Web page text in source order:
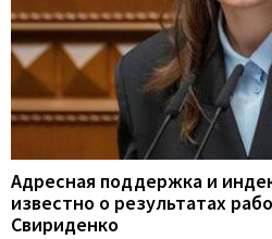
Адресная поддержка и
известно о результатах
Свириденко